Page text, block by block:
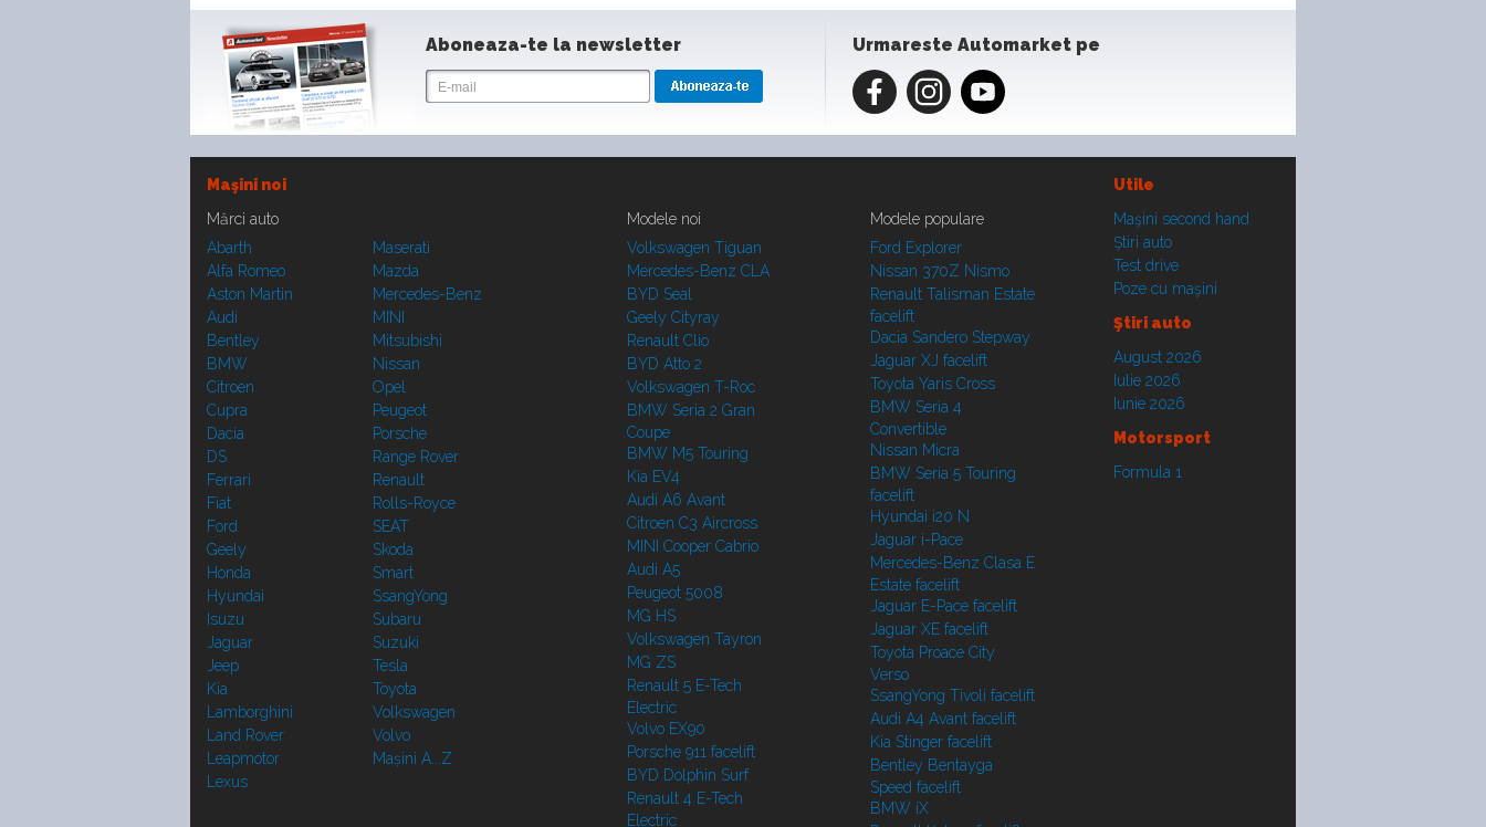
Aboneaza-te la newsletter Urmareste Automarket pe
Maşini noi
Utile
Mărci auto
Abarth
Alfa Romeo
Aston Martin
Audi
Bentley
BMW
Citroen
Cupra
Dacia
DS
Ferrari
Fiat
Ford
Geely
Honda
Hyundai
Isuzu
Jaguar
Jeep
Kia
Lamborghini
Land Rover
Leapmotor
Lexus
Maserati
Mazda
Mercedes-Benz
MINI
Mitsubishi
Nissan
Opel
Peugeot
Porsche
Range Rover
Renault
Rolls-Royce
SEAT
Skoda
Smart
SsangYong
Subaru
Suzuki
Tesla
Toyota
Volkswagen
Volvo
Mașini A...Z
Modele noi
Volkswagen Tiguan
Mercedes-Benz CLA
BYD Seal
Geely Cityray
Renault Clio
BYD Atto 2
Volkswagen T-Roc
BMW Seria 2 Gran
Coupe
BMW M5 Touring
Kia EV4
Audi A6 Avant
Citroen C3 Aircross
MINI Cooper Cabrio
Audi A5
Peugeot 5008
MG HS
Volkswagen Tayron
MG ZS
Renault 5 E-Tech
Electric
Volvo EX90
Porsche 911 facelift
BYD Dolphin Surf
Renault 4 E-Tech
Electric
Modele populare
Ford Explorer
Nissan 370Z Nismo
Renault Talisman Estate
facelift
Dacia Sandero Stepway
Jaguar XJ facelift
Toyota Yaris Cross
BMW Seria 4
Convertible
Nissan Micra
BMW Seria 5 Touring
facelift
Hyundai i20 N
Jaguar i-Pace
Mercedes-Benz Clasa E
Estate facelift
Jaguar E-Pace facelift
Jaguar XE facelift
Toyota Proace City
Verso
SsangYong Tivoli facelift
Audi A4 Avant facelift
Kia Stinger facelift
Bentley Bentayga
Speed facelift
BMW iX
Maşini second hand
Ştiri auto
Test drive
Poze cu maşini
Ştiri auto
August 2026
Iulie 2026
Iunie 2026
Motorsport
Formula 1